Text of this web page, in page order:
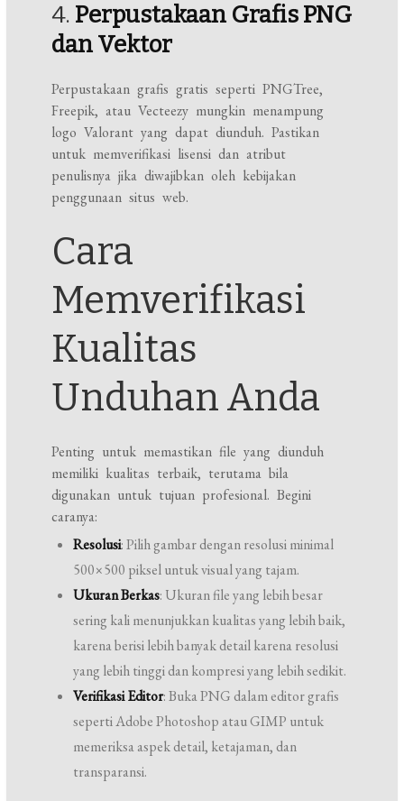
4. Perpustakaan Grafis PNG
dan Vektor
Perpustakaan grafis gratis seperti PNGTree,
Freepik, atau Vecteezy mungkin menampung
logo Valorant yang dapat diunduh. Pastikan
untuk memverifikasi lisensi dan atribut
penulisnya jika diwajibkan oleh kebijakan
penggunaan situs web.
Cara
Memverifikasi
Kualitas
Unduhan Anda
Penting untuk memastikan file yang diunduh
memiliki kualitas terbaik, terutama bila
digunakan untuk tujuan profesional. Begini
caranya:
Resolusi: Pilih gambar dengan resolusi minimal
500×500 piksel untuk visual yang tajam.
Ukuran Berkas: Ukuran file yang lebih besar
sering kali menunjukkan kualitas yang lebih baik,
karena berisi lebih banyak detail karena resolusi
yang lebih tinggi dan kompresi yang lebih sedikit.
Verifikasi Editor: Buka PNG dalam editor grafis
seperti Adobe Photoshop atau GIMP untuk
memeriksa aspek detail, ketajaman, dan
transparansi.